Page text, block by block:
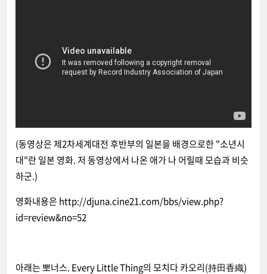
(동영상은 제2차세계대전 후반부의 일본을 배경으로한 "소년시
대"란 일본 영화. 저 동영상에서 나온 애가 나 어릴때 모습과 비슷
하군.)
영화내용은 http://djuna.cine21.com/bbs/view.php?
id=review&no=52
아래는 뽀너스. Every Little Thing의 모치다 카오리(持田香織)